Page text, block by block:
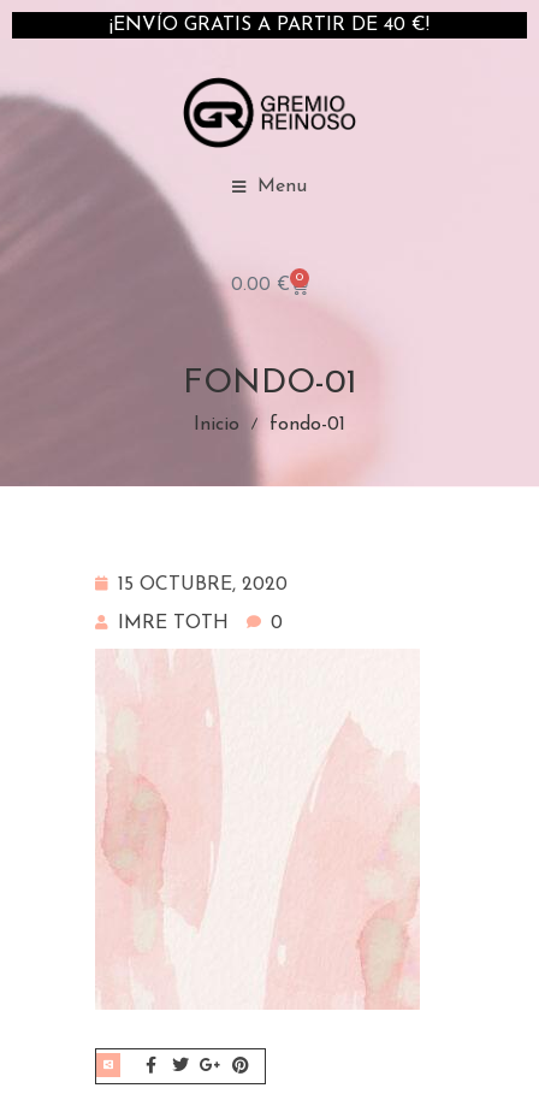
0.00 € 0
Menu
¡ENVÍO GRATIS A PARTIR DE 40 €!
FONDO-01
Inicio fondo-01
15 OCTUBRE, 2020
IMRE TOTH
0